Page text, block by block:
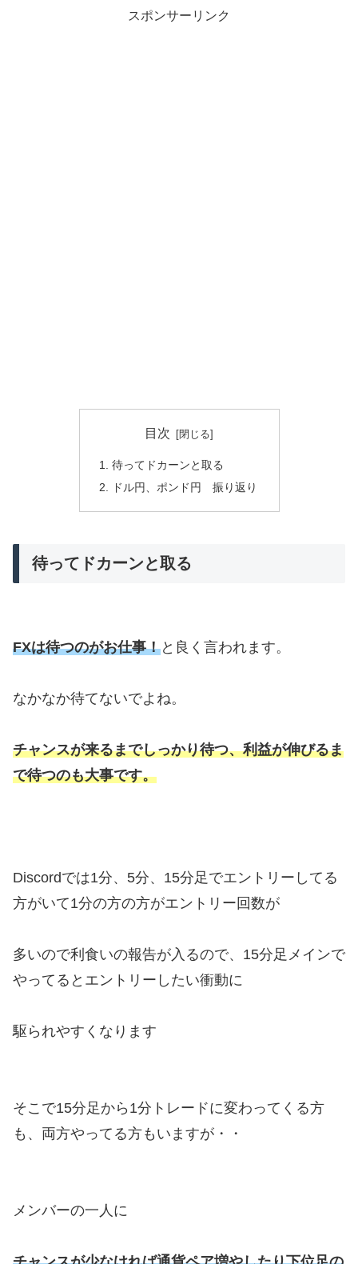
スポンサーリンク
目次
待ってドカーンと取る
ドル円、ポンド円 振り返り
待ってドカーンと取る
FXは待つのがお仕事！と良く言われます。
なかなか待てないでよね。
チャンスが来るまでしっかり待つ、利益が伸びるま
で待つのも大事です。
Discordでは1分、5分、15分足でエントリーしてる
方がいて1分の方の方がエントリー回数が
多いので利食いの報告が入るので、15分足メインで
やってるとエントリーしたい衝動に
駆られやすくなります
そこで15分足から1分トレードに変わってくる方
も、両方やってる方もいますが・・
メンバーの一人に